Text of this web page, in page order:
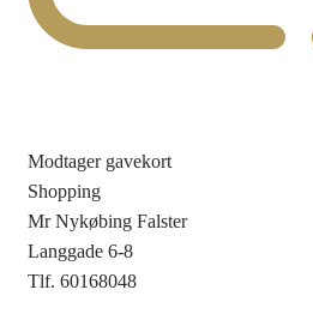
Modtager gavekort
Shopping
Mr Nykøbing Falster
Langgade 6-8
Tlf. 60168048